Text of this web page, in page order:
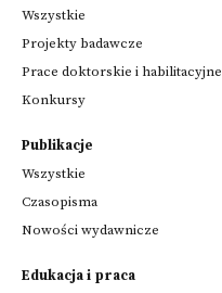
Wszystkie
Projekty badawcze
Prace doktorskie i habilitacyjne
Konkursy
Publikacje
Wszystkie
Czasopisma
Nowości wydawnicze
Edukacja i praca